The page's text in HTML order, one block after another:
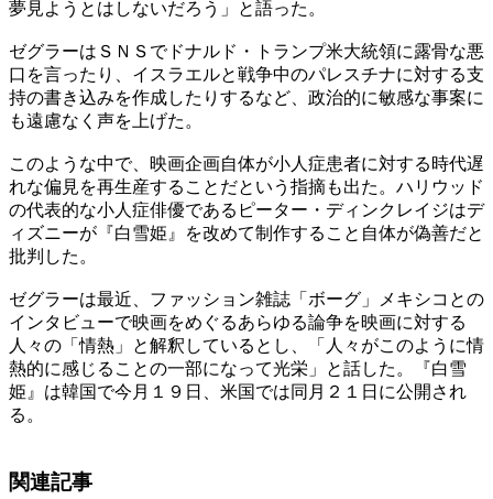
夢見ようとはしないだろう」と語った。
ゼグラーはＳＮＳでドナルド・トランプ米大統領に露骨な悪
口を言ったり、イスラエルと戦争中のパレスチナに対する支
持の書き込みを作成したりするなど、政治的に敏感な事案に
も遠慮なく声を上げた。
このような中で、映画企画自体が小人症患者に対する時代遅
れな偏見を再生産することだという指摘も出た。ハリウッド
の代表的な小人症俳優であるピーター・ディンクレイジはデ
ィズニーが『白雪姫』を改めて制作すること自体が偽善だと
批判した。
ゼグラーは最近、ファッション雑誌「ボーグ」メキシコとの
インタビューで映画をめぐるあらゆる論争を映画に対する
人々の「情熱」と解釈しているとし、「人々がこのように情
熱的に感じることの一部になって光栄」と話した。『白雪
姫』は韓国で今月１９日、米国では同月２１日に公開され
る。
関連記事